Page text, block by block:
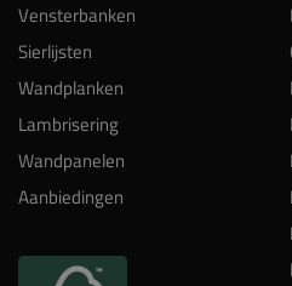
Vensterbanken
Sierlijsten
Wandplanken
Lambrisering
Wandpanelen
Aanbiedingen